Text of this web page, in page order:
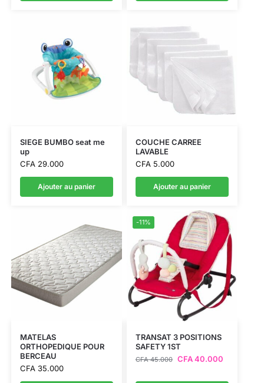
SIEGE BUMBO seat me
up
CFA29.000
Ajouter au panier
COUCHE CARREE
LAVABLE
CFA5.000
Ajouter au panier
MATELAS
ORTHOPEDIQUE POUR
BERCEAU
CFA35.000
-11%
TRANSAT 3 POSITIONS
SAFETY 1ST
CFA45.000 CFA40.000